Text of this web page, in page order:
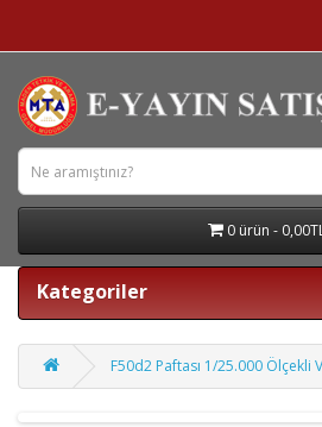
0 ürün -
Kategoriler
F50d2 Paftası 1/25.000 Ölçekli